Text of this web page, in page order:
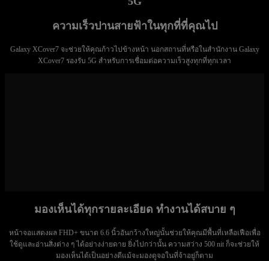
ความเร็วปานสายฟ้าในทุกที่ที่คุณไป
Galaxy XCover7 จะช่วยให้คุณก้าวไปข้างหน้า นอกสถานที่หรือในสำนักงาน Galaxy
XCover7 รองรับ 5G สำหรับการเชื่อมต่อความเร็วสูงทุกที่ทุกเวลา
มองเห็นได้ทุกรายละเอียด ทำงานได้สบาย ๆ
หน้าจอแสดงผล FHD+ ขนาด 6.6 นิ้วอันกว้างใหญ่นั้นช่วยให้คุณมีพื้นที่เหลือเฟือเพื่อ
ใช้ดูและอ่านสิ่งต่าง ๆ ได้อย่างง่ายดาย ยิ่งไปกว่านั้น ความสว่าง 500 nit ก็จะช่วยให้
มองเห็นได้เป็นอย่างดีแม้จะมองดูจอในที่จ้าอยู่ก็ตาม